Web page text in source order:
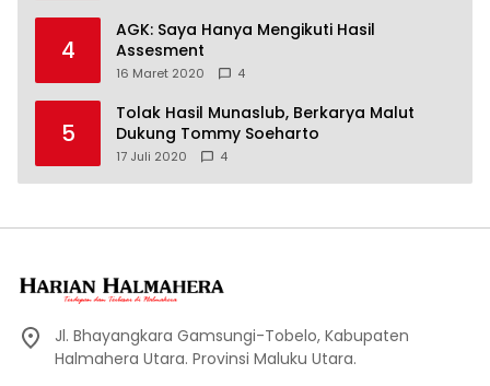
4
AGK: Saya Hanya Mengikuti Hasil
Assesment
16 Maret 2020 4
5
Tolak Hasil Munaslub, Berkarya Malut
Dukung Tommy Soeharto
17 Juli 2020 4
Jl. Bhayangkara Gamsungi-Tobelo, Kabupaten
Halmahera Utara. Provinsi Maluku Utara.